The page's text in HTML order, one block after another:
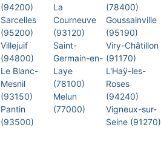
(94200)
Sarcelles
(95200)
Villejuif
(94800)
Le Blanc-
Mesnil
(93150)
Pantin
(93500)
La
Courneuve
(93120)
Saint-
Germain-en-
Laye
(78100)
Melun
(77000)
(78400)
Goussainville
(95190)
Viry-Châtillon
(91170)
L'Haÿ-les-
Roses
(94240)
Vigneux-sur-
Seine (91270)